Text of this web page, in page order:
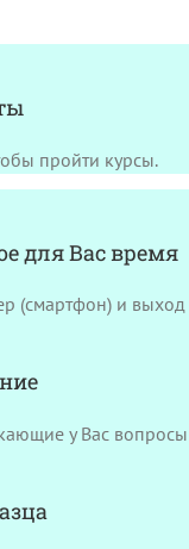
пройти курсы.
для Вас время
(смартфон) и выход
у Вас вопросы